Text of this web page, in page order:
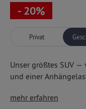
- 20%
Privat
Unser größtes SUV
und einer
fortschrittlicher
extrakurzen
mehr erfahren